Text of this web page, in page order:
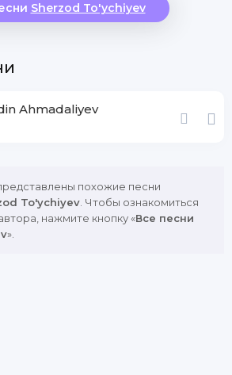
Sherzod To'ychiyev
Ahmadaliyev
похожие песни
To'ychiyev . Чтобы ознакомиться
нажмите кнопку «Все песни
».